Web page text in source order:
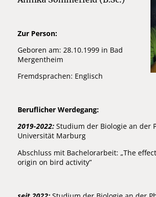
Zur Person:
Geboren am: 28.10.1999 in Bad
Mergentheim
Fremdsprachen: Englisch
Beruflicher Werdegang:
2019-2022: Studium der Biologie an der
Universität Marburg
Abschluss mit Bachelorarbeit: „The
origin on bird activity”